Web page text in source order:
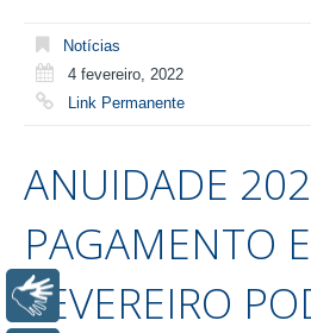
Notícias
4 fevereiro, 2022
Link Permanente
ANUIDADE
PAGAMENTO
FEVEREIRO
Libras